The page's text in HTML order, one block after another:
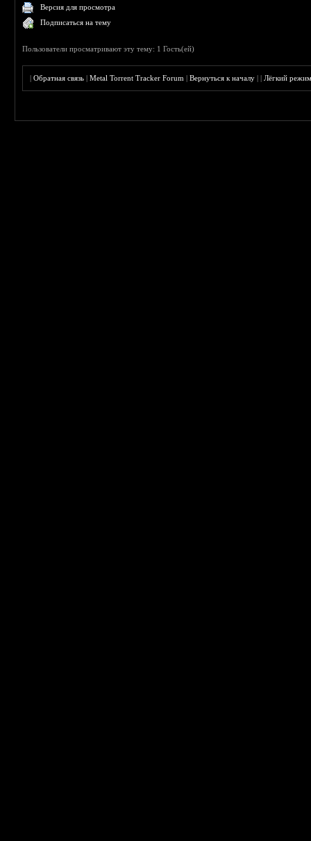
Версия для просмотра
Подписаться на тему
Пользователи просматривают эту тему: 1 Гость(ей)
|Обратная связь |Metal Torrent Tracker Forum |Вернуться к началу ||Лёгкий